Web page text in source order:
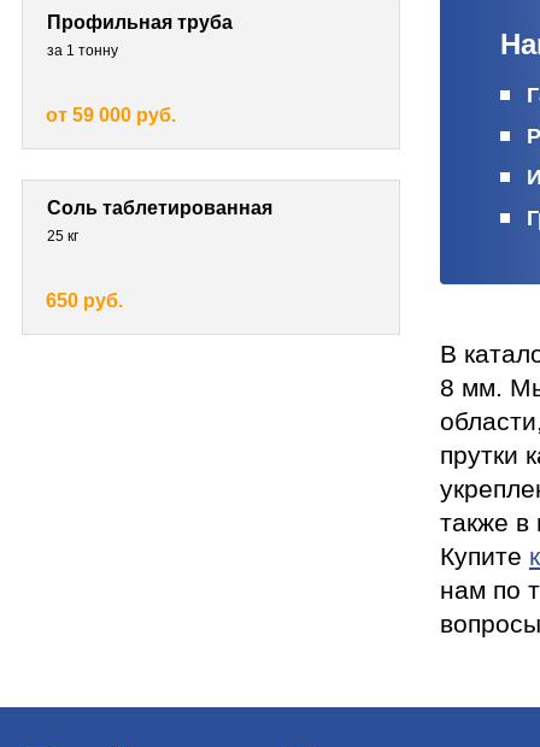
Профильная труба
за 1 тонну
от 59 000 руб.
Соль таблетированная
25 кг
650 руб.
В
8 мм.
прутки
также в
Купите
нам по